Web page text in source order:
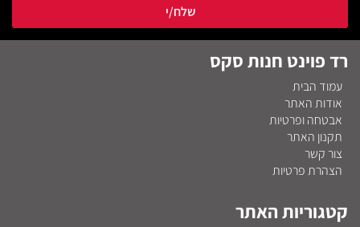
שלח/י
רד פוינט חנות סקס
עמוד הבית
אודות האתר
אבטחה ופרטיות
תקנון האתר
צור קשר
הצהרת פרטיות
קטגוריות האתר